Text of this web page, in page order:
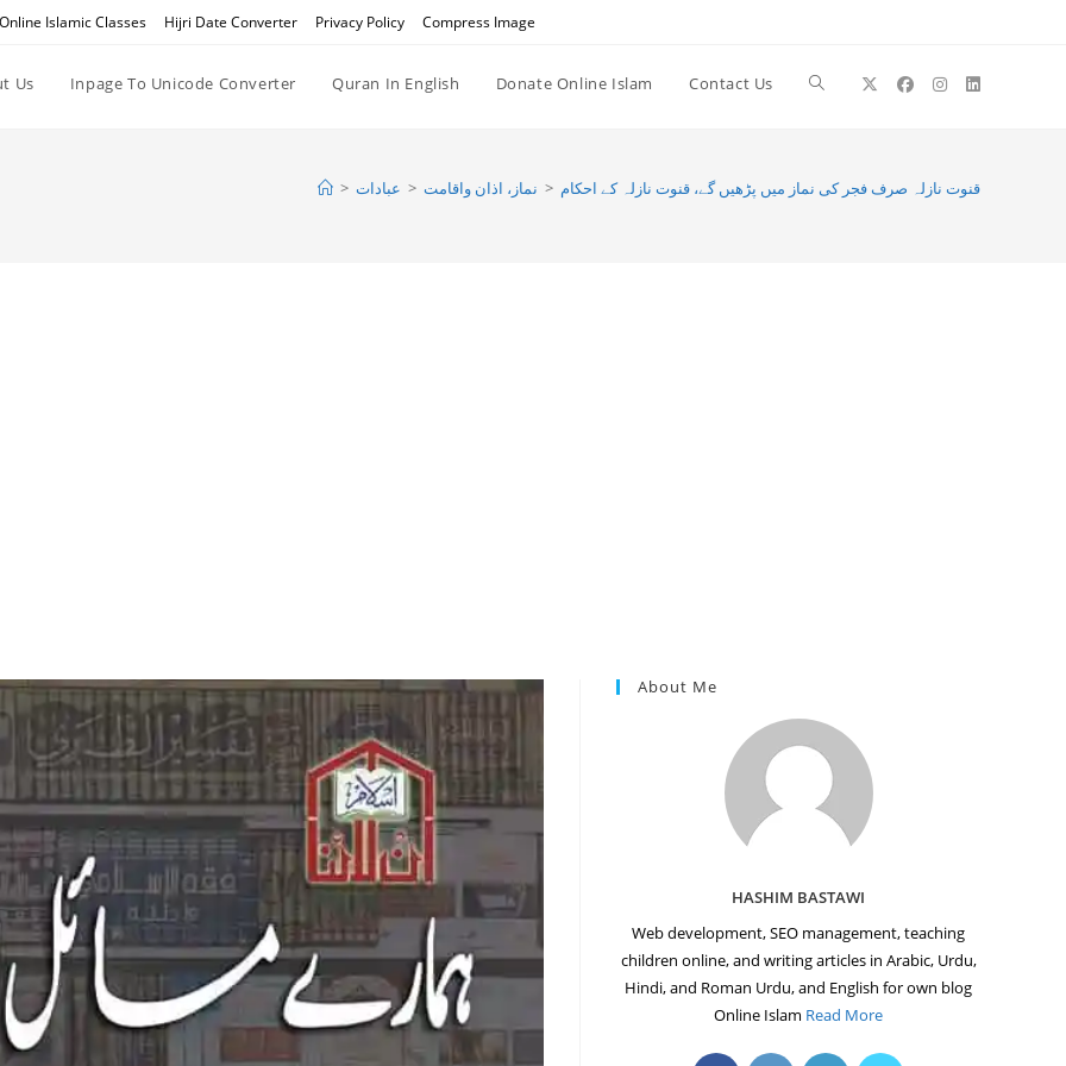
Online Islamic Classes Hijri Date Converter Privacy Policy Compress Image
Us Inpage To Unicode Converter Quran In English Donate Online Islam Contact Us Toggle
> عبادات > نماز، اذان واقامت > قنوت نازلہ صرف فجر کی نماز میں پڑھیں گے، قنوت نازلہ کے احکام
About Me
HASHIM BASTAWI
Web development, SEO management, teaching
children online, and writing articles in Arabic, Urdu,
Hindi, and Roman Urdu, and English for own blog
Online Islam Read More